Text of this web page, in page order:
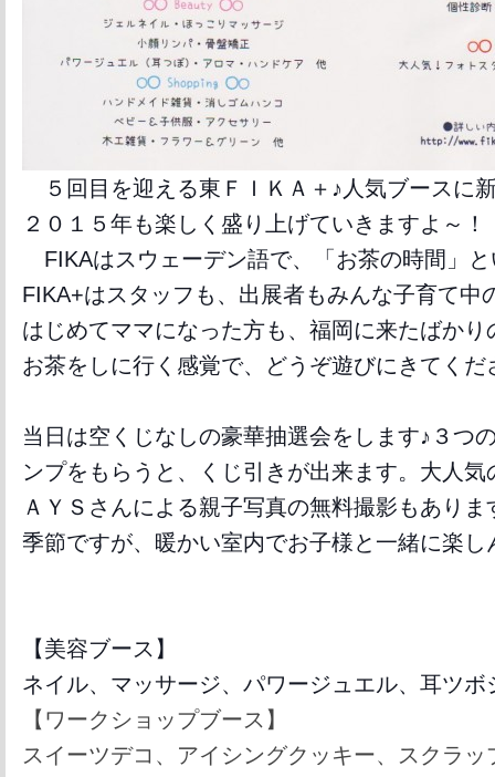
５回目を迎える東ＦＩＫＡ＋♪人気ブースに
２０１５年も楽しく盛り上げていきますよ～！
FIKAはスウェーデン語で、「お茶の時間」
FIKA+はスタッフも、出展者もみんな子育て中
はじめてママになった方も、福岡に来たばかり
お茶をしに行く感覚で、どう ぞ遊びにきてくだ
当日は空くじなしの豪華抽選会をします♪ ３つ
ンプをもらうと、くじ引きが出来ます。 大人気
ＡＹＳさんによる親子写真の無料撮影もありま
季節ですが、暖かい室内でお子様と一緒に楽し
【美容ブース】
ネイル、マッサージ、パワージュエル、耳ツボ
【ワークショップブース】
スイーツデコ、アイシングクッキー、スクラッ